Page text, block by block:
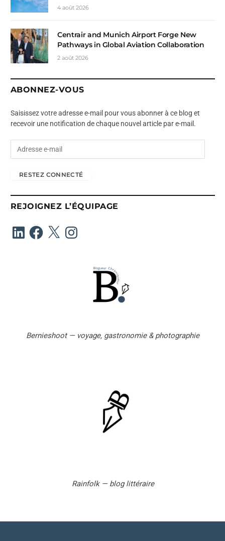
4 août 2026
Centrair and Munich Airport Forge New
Pathways in Global Aviation Collaboration
2 août 2026
ABONNEZ-VOUS
Saisissez votre adresse e-mail pour vous abonner à ce blog et
recevoir une notification de chaque nouvel article par e-mail.
s
e
m
RESTEZ CONNECTÉ
REJOIGNEZ L’ÉQUIPAGE
LinkedInFacebook
X Instagram
Bernieshoot — voyage, gastronomie & photographie
Rainfolk — blog littéraire